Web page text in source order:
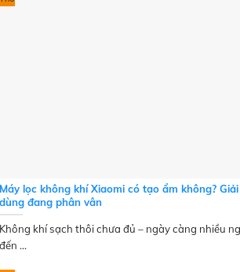
Máy lọc không khí Xiaomi có tạo ẩm không?
dùng đang phân vân
Không khí sạch thôi chưa đủ – ngày càng nhiều
đến ...